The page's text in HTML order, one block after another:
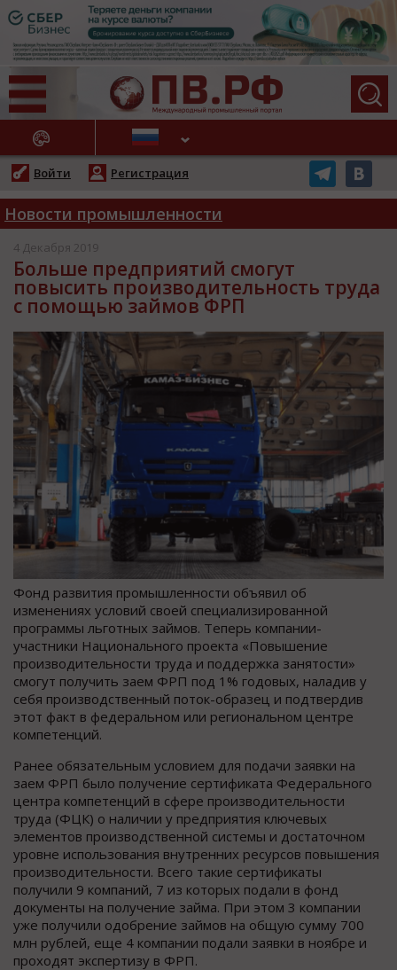
НОВОСТИ
Войти Регистрация
Новости промышленности
4 Декабря 2019
Больше предприятий смогут
повысить производительность труда
с помощью займов ФРП
Фонд развития промышленности объявил об
изменениях условий своей специализированной
программы льготных займов. Теперь компании-
участники Национального проекта «Повышение
производительности труда и поддержка занятости»
смогут получить заем ФРП под 1% годовых, наладив у
себя производственный поток-образец и подтвердив
этот факт в федеральном или региональном центре
компетенций.
Ранее обязательным условием для подачи заявки на
заем ФРП было получение сертификата Федерального
центра компетенций в сфере производительности
труда (ФЦК) о наличии у предприятия ключевых
элементов производственной системы и достаточном
уровне использования внутренних ресурсов повышения
производительности. Всего такие сертификаты
получили 9 компаний, 7 из которых подали в фонд
документы на получение займа. При этом 3 компании
уже получили одобрение займов на общую сумму 700
млн рублей, еще 4 компании подали заявки в ноябре и
проходят экспертизу в ФРП.